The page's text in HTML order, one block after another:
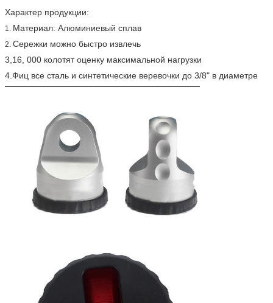
Характер продукции:
1. Материал: Алюминиевый сплав
2. Сережки можно быстро извлечь
3,16, 000 колотят оценку максимальной нагрузки
4.Фиц все сталь и синтетические веревочки до 3/8" в диаметре